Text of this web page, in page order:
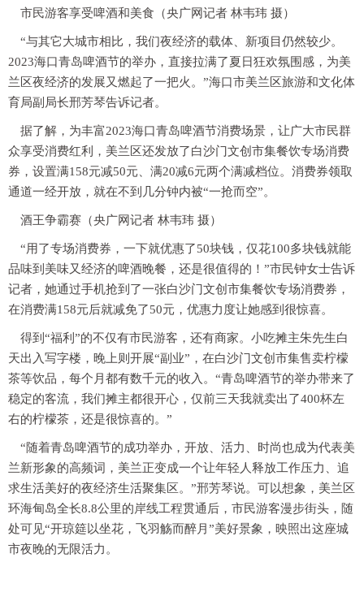
市民游客享受啤酒和美食（央广网记者 林韦玮 摄）
“与其它大城市相比，我们夜经济的载体、新项目仍然较少。
2023海口青岛啤酒节的举办，直接拉满了夏日狂欢氛围感，为美
兰区夜经济的发展又燃起了一把火。”海口市美兰区旅游和文化体
育局副局长邢芳琴告诉记者。
据了解，为丰富2023海口青岛啤酒节消费场景，让广大市民群
众享受消费红利，美兰区还发放了白沙门文创市集餐饮专场消费
券，设置满158元减50元、满20减6元两个满减档位。消费券领取
通道一经开放，就在不到几分钟内被“一抢而空”。
酒王争霸赛（央广网记者 林韦玮 摄）
“用了专场消费券，一下就优惠了50块钱，仅花100多块钱就能
品味到美味又经济的啤酒晚餐，还是很值得的！”市民钟女士告诉
记者，她通过手机抢到了一张白沙门文创市集餐饮专场消费券，
在消费满158元后就减免了50元，优惠力度让她感到很惊喜。
得到“福利”的不仅有市民游客，还有商家。小吃摊主朱先生白
天出入写字楼，晚上则开展“副业”，在白沙门文创市集售卖柠檬
茶等饮品，每个月都有数千元的收入。“青岛啤酒节的举办带来了
稳定的客流，我们摊主都很开心，仅前三天我就卖出了400杯左
右的柠檬茶，还是很惊喜的。”
“随着青岛啤酒节的成功举办，开放、活力、时尚也成为代表美
兰新形象的高频词，美兰正变成一个让年轻人释放工作压力、追
求生活美好的夜经济生活聚集区。”邢芳琴说。可以想象，美兰区
环海甸岛全长8.8公里的岸线工程贯通后，市民游客漫步街头，随
处可见“开琼筵以坐花，飞羽觞而醉月”美好景象，映照出这座城
市夜晚的无限活力。